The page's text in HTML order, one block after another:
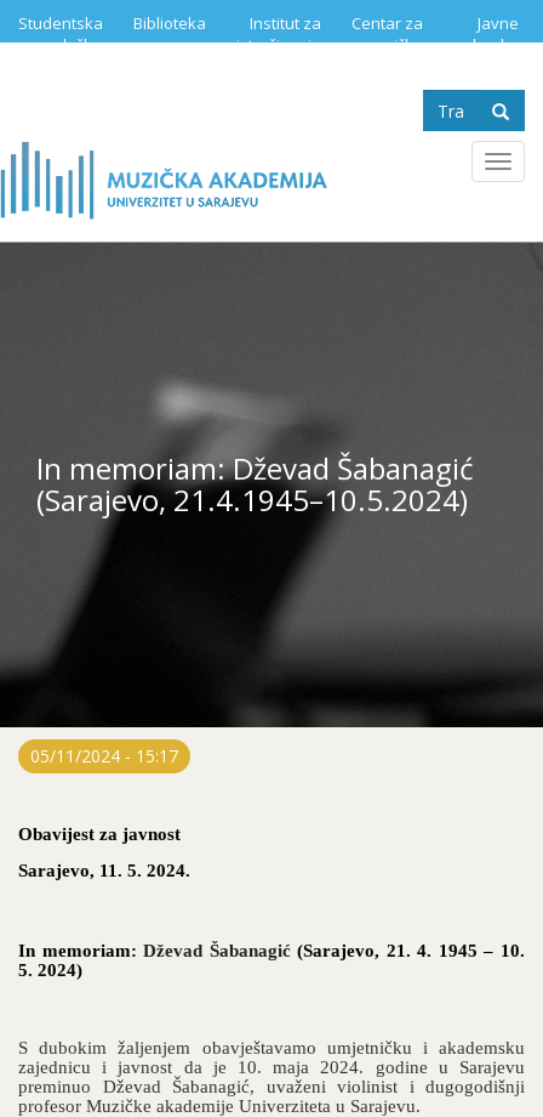
Studentska
služba
Biblioteka
Institut za
istraživanje
Centar za
muzičku
Javne
nabavke
Search
form
In memoriam: Dževad Šabanagić
(Sarajevo, 21.4.1945–10.5.2024)
05/11/2024 - 15:17
Obavijest za javnost
Sarajevo, 11. 5. 2024.
In memoriam:Dževad Šabanagić(Sarajevo, 21. 4. 1945 – 10.
5. 2024)
S dubokim žaljenjem obavještavamo umjetničku i akademsku
zajednicu i javnost da je 10. maja 2024. godine u Sarajevu
preminuo Dževad Šabanagić, uvaženi violinist i dugogodišnji
profesor Muzičke akademije Univerziteta u Sarajevu.